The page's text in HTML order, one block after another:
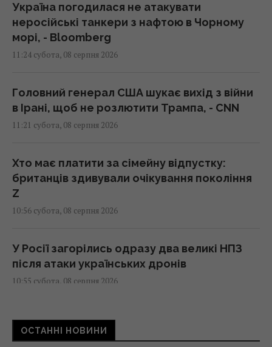
Україна погодилася не атакувати
неросійські танкери з нафтою в Чорному
морі, - Bloomberg
11:24 субота, 08 серпня 2026
Головний генерал США шукає вихід з війни
в Ірані, щоб не розлютити Трампа, - CNN
11:21 субота, 08 серпня 2026
Хто має платити за сімейну відпустку:
британців здивували очікування покоління
Z
10:56 субота, 08 серпня 2026
У Росії загорілись одразу два великі НПЗ
після атаки українських дронів
10:55 субота, 08 серпня 2026
Під джунглями В'єтнаму виявили печеру з
рідкісними кам'яними "перлинами"
ОСТАННІ НОВИНИ